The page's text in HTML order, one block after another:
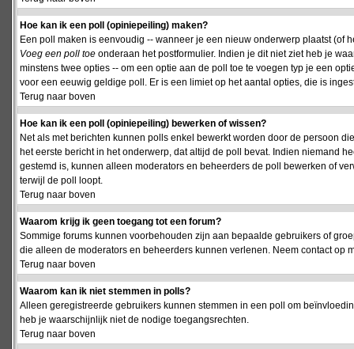
Hoe kan ik een poll (opiniepeiling) maken?
Een poll maken is eenvoudig -- wanneer je een nieuw onderwerp plaatst (of
Voeg een poll toe onderaan het postformulier. Indien je dit niet ziet heb je
minstens twee opties -- om een optie aan de poll toe te voegen typ je een
voor een eeuwig geldige poll. Er is een limiet op het aantal opties, die is
Terug naar boven
Hoe kan ik een poll (opiniepeiling) bewerken of wissen?
Net als met berichten kunnen polls enkel bewerkt worden door de persoon
het eerste bericht in het onderwerp, dat altijd de poll bevat. Indien niemand
gestemd is, kunnen alleen moderators en beheerders de poll bewerken of
terwijl de poll loopt.
Terug naar boven
Waarom krijg ik geen toegang tot een forum?
Sommige forums kunnen voorbehouden zijn aan bepaalde gebruikers of
die alleen de moderators en beheerders kunnen verlenen. Neem contact op
Terug naar boven
Waarom kan ik niet stemmen in polls?
Alleen geregistreerde gebruikers kunnen stemmen in een poll om
heb je waarschijnlijk niet de nodige toegangsrechten.
Terug naar boven